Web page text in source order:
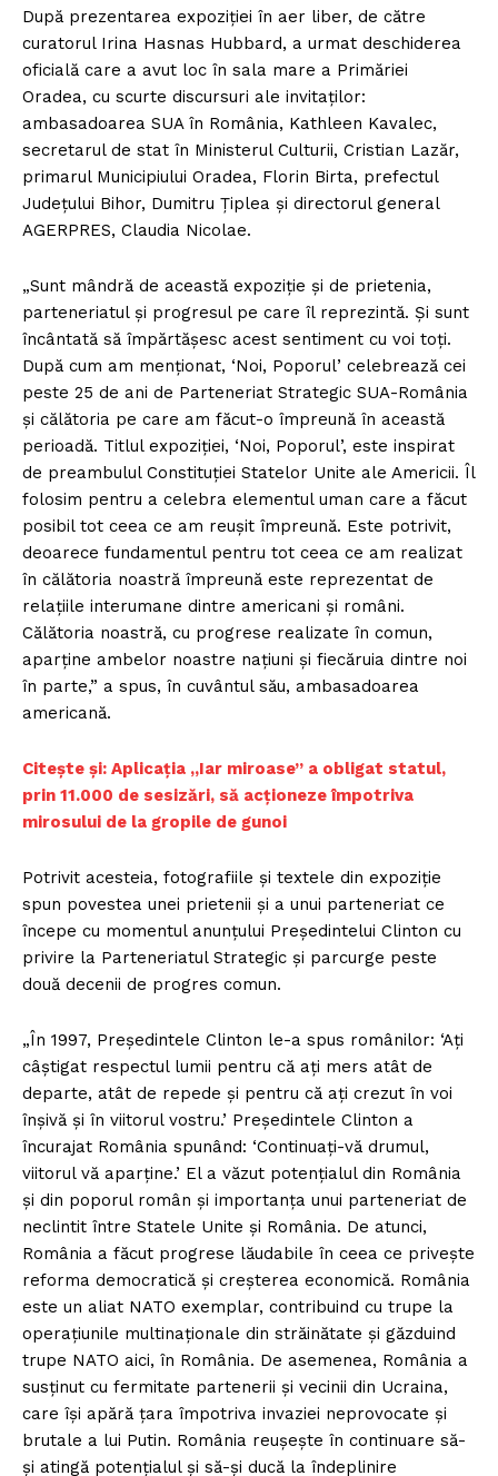
După prezentarea expoziţiei în aer liber, de către
curatorul Irina Hasnas Hubbard, a urmat deschiderea
oficială care a avut loc în sala mare a Primăriei
Oradea, cu scurte discursuri ale invitaţilor:
ambasadoarea SUA în România, Kathleen Kavalec,
secretarul de stat în Ministerul Culturii, Cristian Lazăr,
primarul Municipiului Oradea, Florin Birta, prefectul
Judeţului Bihor, Dumitru Ţiplea şi directorul general
AGERPRES, Claudia Nicolae.
„Sunt mândră de această expoziţie şi de prietenia,
parteneriatul şi progresul pe care îl reprezintă. Şi sunt
încântată să împărtăşesc acest sentiment cu voi toţi.
După cum am menţionat, ‘Noi, Poporul’ celebrează cei
peste 25 de ani de Parteneriat Strategic SUA-România
şi călătoria pe care am făcut-o împreună în această
perioadă. Titlul expoziţiei, ‘Noi, Poporul’, este inspirat
de preambulul Constituţiei Statelor Unite ale Americii. Îl
folosim pentru a celebra elementul uman care a făcut
posibil tot ceea ce am reuşit împreună. Este potrivit,
deoarece fundamentul pentru tot ceea ce am realizat
în călătoria noastră împreună este reprezentat de
relaţiile interumane dintre americani şi români.
Călătoria noastră, cu progrese realizate în comun,
aparţine ambelor noastre naţiuni şi fiecăruia dintre noi
în parte,” a spus, în cuvântul său, ambasadoarea
americană.
Citește și: Aplicația „Iar miroase” a obligat statul,
prin 11.000 de sesizări, să acționeze împotriva
mirosului de la gropile de gunoi
Potrivit acesteia, fotografiile şi textele din expoziţie
spun povestea unei prietenii şi a unui parteneriat ce
începe cu momentul anunţului Preşedintelui Clinton cu
privire la Parteneriatul Strategic şi parcurge peste
două decenii de progres comun.
„În 1997, Preşedintele Clinton le-a spus românilor: ‘Aţi
câştigat respectul lumii pentru că aţi mers atât de
departe, atât de repede şi pentru că aţi crezut în voi
înşivă şi în viitorul vostru.’ Preşedintele Clinton a
încurajat România spunând: ‘Continuaţi-vă drumul,
viitorul vă aparţine.’ El a văzut potenţialul din România
şi din poporul român şi importanţa unui parteneriat de
neclintit între Statele Unite şi România. De atunci,
România a făcut progrese lăudabile în ceea ce priveşte
reforma democratică şi creşterea economică. România
este un aliat NATO exemplar, contribuind cu trupe la
operaţiunile multinaţionale din străinătate şi găzduind
trupe NATO aici, în România. De asemenea, România a
susţinut cu fermitate partenerii şi vecinii din Ucraina,
care îşi apără ţara împotriva invaziei neprovocate şi
brutale a lui Putin. România reuşeşte în continuare să-
şi atingă potenţialul şi să-şi ducă la îndeplinire